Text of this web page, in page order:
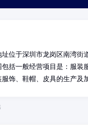
位于深圳市龙岗区南湾
括一般经营项目是：服
饰、鞋帽、皮具的生产及